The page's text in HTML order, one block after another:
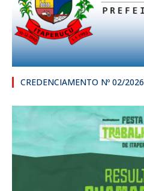
CREDENCIAMENTO Nº 02/2026